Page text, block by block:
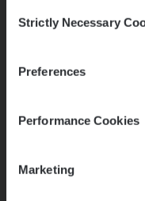
Selection
Strictly Necessary
Preferences
Performance Cookies
Marketing
Vorige
Mathias houdt van